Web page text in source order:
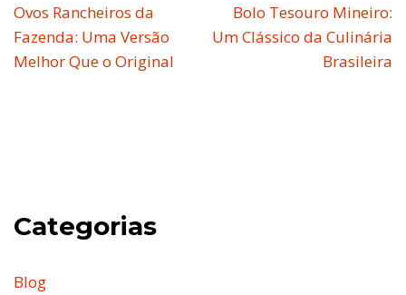
Ovos Rancheiros da
Fazenda: Uma Versão
Melhor Que o Original
Bolo Tesouro Mineiro:
Um Clássico da Culinária
Brasileira
Categorias
Blog